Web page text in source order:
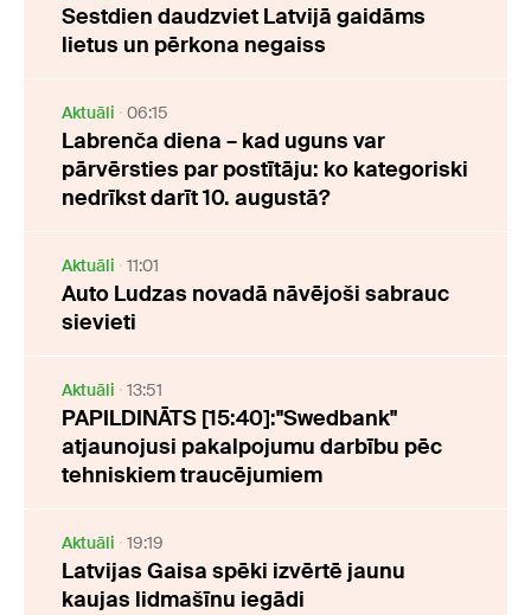
Sestdien daudzviet Latvijā gaidāms
lietus un pērkona negaiss
Aktuāli 06:15
Labrenča diena – kad uguns var
pārvērsties par postītāju: ko kategoriski
nedrīkst darīt 10. augustā?
Aktuāli 11:01
Auto Ludzas novadā nāvējoši sabrauc
sievieti
Aktuāli 13:51
PAPILDINĀTS [15:40]:"Swedbank"
atjaunojusi pakalpojumu darbību pēc
tehniskiem traucējumiem
Aktuāli 19:19
Latvijas Gaisa spēki izvērtē jaunu
kaujas lidmašīnu iegādi